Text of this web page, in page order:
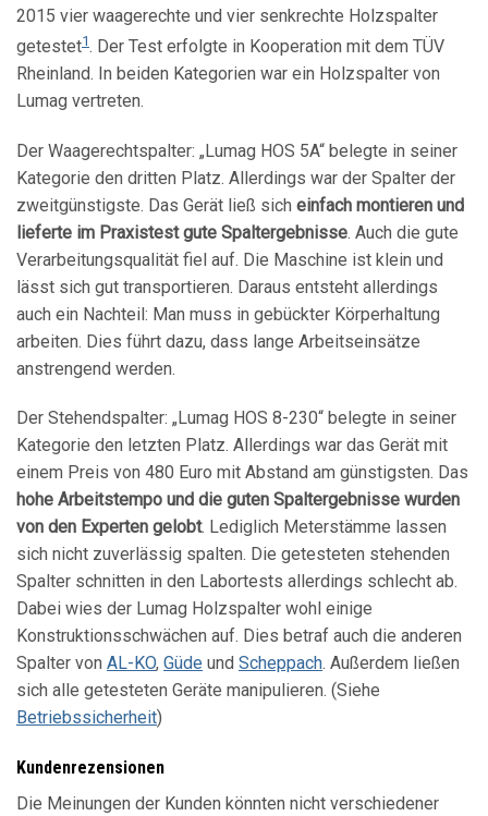
2015 vier waagerechte und vier senkrechte Holzspalter
getestet1. Der Test erfolgte in Kooperation mit dem TÜV
Rheinland. In beiden Kategorien war ein Holzspalter von
Lumag vertreten.
Der Waagerechtspalter: „Lumag HOS 5A“ belegte in seiner
Kategorie den dritten Platz. Allerdings war der Spalter der
zweitgünstigste. Das Gerät ließ sich einfach montieren und
lieferte im Praxistest gute Spaltergebnisse. Auch die gute
Verarbeitungsqualität fiel auf. Die Maschine ist klein und
lässt sich gut transportieren. Daraus entsteht allerdings
auch ein Nachteil: Man muss in gebückter Körperhaltung
arbeiten. Dies führt dazu, dass lange Arbeitseinsätze
anstrengend werden.
Der Stehendspalter: „Lumag HOS 8-230“ belegte in seiner
Kategorie den letzten Platz. Allerdings war das Gerät mit
einem Preis von 480 Euro mit Abstand am günstigsten. Das
hohe Arbeitstempo und die guten Spaltergebnisse wurden
von den Experten gelobt. Lediglich Meterstämme lassen
sich nicht zuverlässig spalten. Die getesteten stehenden
Spalter schnitten in den Labortests allerdings schlecht ab.
Dabei wies der Lumag Holzspalter wohl einige
Konstruktionsschwächen auf. Dies betraf auch die anderen
Spalter von AL-KO, Güde und Scheppach. Außerdem ließen
sich alle getesteten Geräte manipulieren. (Siehe
Betriebssicherheit)
Kundenrezensionen
Die Meinungen der Kunden könnten nicht verschiedener